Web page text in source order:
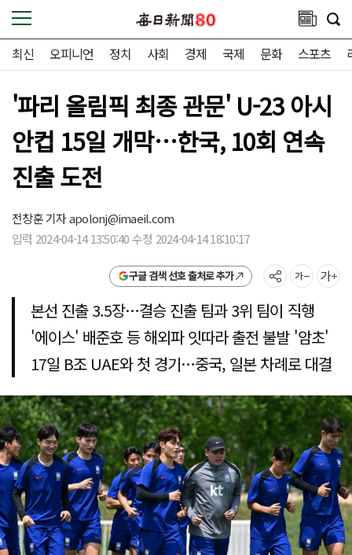
최신 오피니언 정치 사회 경제 국제 문화 스포츠
'파리 올림픽 최종 관문' U-23 아시
안컵 15일 개막…한국, 10회 연속
진출 도전
전창훈 기자apolonj@imaeil.com
입력 2024-04-14 13:50:40 수정 2024-04-14 18:10:17
구글 검색 선호 출처로 추가
본선 진출 3.5장…결승 진출 팀과 3위 팀이 직행
'에이스' 배준호 등 해외파 잇따라 출전 불발 '암초'
17일 B조 UAE와 첫 경기…중국, 일본 차례로 대결